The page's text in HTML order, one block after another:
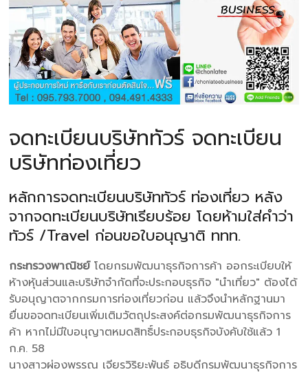
จดทะเบียนบริษัททัวร์ จดทะเบียน
บริษัทท่องเที่ยว
หลักการจดทะเบียนบริษัททัวร์ ท่องเที่ยว หลัง
จากจดทะเบียนบริษัทเรียบร้อย โดยห้ามใส่คำว่า
ทัวร์ /Travel ก่อนขอใบอนุญาติ ททท.
กระทรวงพาณิชย์โดยกรมพัฒนาธุรกิจการค้า ออกระเบียบให้
ห้างหุ้นส่วนและบริษัทจำกัดที่จะประกอบธุรกิจ "นำเที่ยว" ต้องได้
รับอนุญาตจากกรมการท่องเที่ยวก่อน แล้วจึงนำหลักฐานมา
ยื่นขอจดทะเบียนเพิ่มเติมวัตถุประสงค์ต่อกรมพัฒนาธุรกิจการ
ค้า หากไม่มีใบอนุญาตหมดสิทธิ์ประกอบธุรกิจบังคับใช้แล้ว 1
ก.ค. 58
นางสาวผ่องพรรณ เจียรวิริยะพันธ์ อธิบดีกรมพัฒนาธุรกิจการ